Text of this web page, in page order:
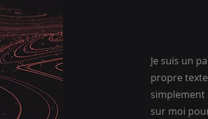
Je suis un
propre
simplement
sur moi